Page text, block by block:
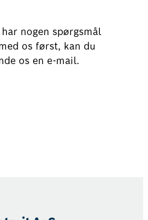
nogen spørgsmål
os først, kan du
os en e-mail.